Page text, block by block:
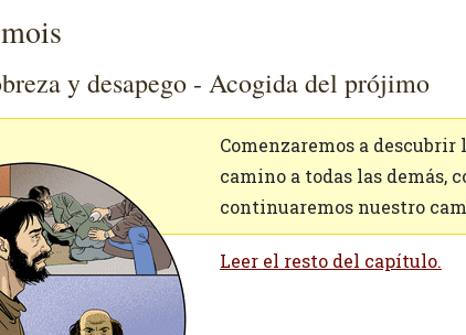
y desapego - Acogida del prójimo
Comenzaremos a
camino a todas las demás,
continuaremos nuestro
Leer el resto del capítulo.